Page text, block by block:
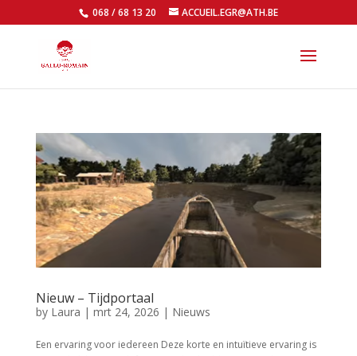
068 / 68 13 20 ACCUEIL.EGR@ATH.BE
Nieuw – Tijdportaal
by Laura | mrt 24, 2026 | Nieuws
Een ervaring voor iedereen Deze korte en intuïtieve ervaring is